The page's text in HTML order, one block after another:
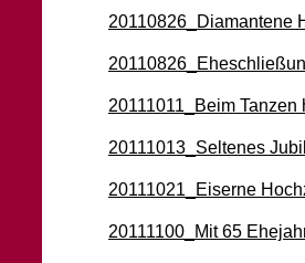
20110826_Diamantene
20111011_Beim
20111013_Seltenes
20111021_Eiserne
20111100_Mit 65